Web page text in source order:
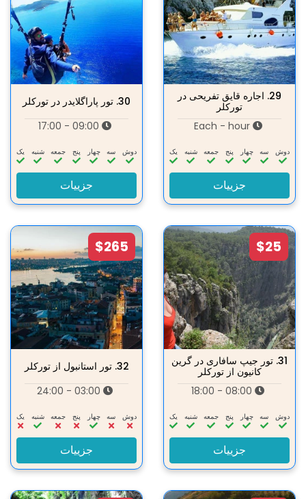
29. اجاره قایق تفریحی در
تورکلر
Each - hour
دوش سه‌ چهار پنج جمعه شنبه یک
جزییات
30. تور پاراگلایدر در تورکلر
دوش سه‌ چهار پنج جمعه شنبه یک
جزییات
$25
31. تور جیپ سافاری در گرین
کانیون از تورکلر
دوش سه‌ چهار پنج جمعه شنبه یک
جزییات
$265
32. تور استانبول از تورکلر
دوش سه‌ چهار پنج جمعه شنبه یک
جزییات